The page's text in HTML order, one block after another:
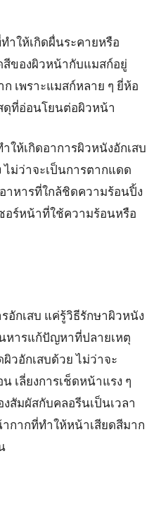
ำให้เกิดผื่นระคายหรือ
สีของผิวหน้ากับแมสก์อยู่
เพราะแมสก์หลาย ๆ ยี่ห้อ
ดุที่อ่อนโยนต่อผิวหน้า
ให้เกิดอาการผิวหนังอักเสบ
ม่ว่าจะเป็นการตากแดด
าหารที่ใกล้ชิดความร้อนปิ้ง
อร์หน้าที่ใช้ความร้อนหรือ
อักเสบ แค่รู้วิธีรักษาผิวหนัง
หารแก้ปัญหาที่ปลายเหตุ
วอักเสบด้วย ไม่ว่าจะ
เลี่ยงการเช็ดหน้าแรง ๆ
สัมผัสกับคลอรีนเป็นเวลา
กากที่ทำให้หน้าเสียดสีมาก